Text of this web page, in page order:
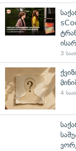
3
4